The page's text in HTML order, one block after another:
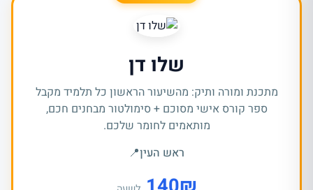
שלו דן
מתכנת ומורה ותיק: מהשיעור הראשון כל תלמיד מקבל
ספר קורס אישי מסוכם + סימולטור מבחנים חכם,
מותאמים לחומר שלכם.
ראש העין📍